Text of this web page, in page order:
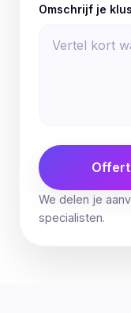
Omschrijf je klus
We delen je
specialisten.